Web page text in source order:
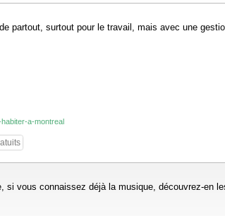
partout, surtout pour le travail, mais avec une
a-montreal
vous connaissez déjà la musique, découvrez-en